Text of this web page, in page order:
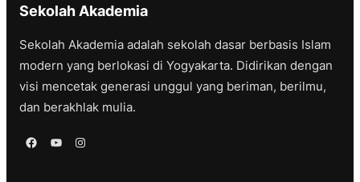
Sekolah Akademia
Sekolah Akademia adalah sekolah dasar berbasis Islam
modern yang berlokasi di Yogyakarta. Didirikan dengan
visi mencetak generasi unggul yang beriman, berilmu,
dan berakhlak mulia.
Facebook YouTube Instagram